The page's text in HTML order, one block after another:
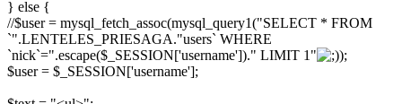
} else {
//$user = mysql_fetch_assoc(mysql_query1("SELECT * FROM
`".LENTELES_PRIESAGA."users` WHERE
`nick`=".escape($_SESSION['username'])." LIMIT 1"
);
$user = $_SESSION['username'];